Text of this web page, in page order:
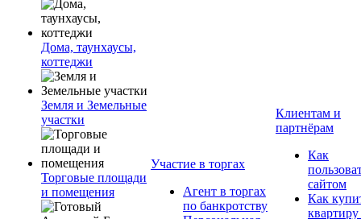
Дома, таунхаусы,
коттеджи
Земля и Земельные
участки
Торговые площади
и помещения
Участие в торгах
Агент в торгах
по банкротству
Клиентам и
партнёрам
Как
сайтом
Как
квартиру